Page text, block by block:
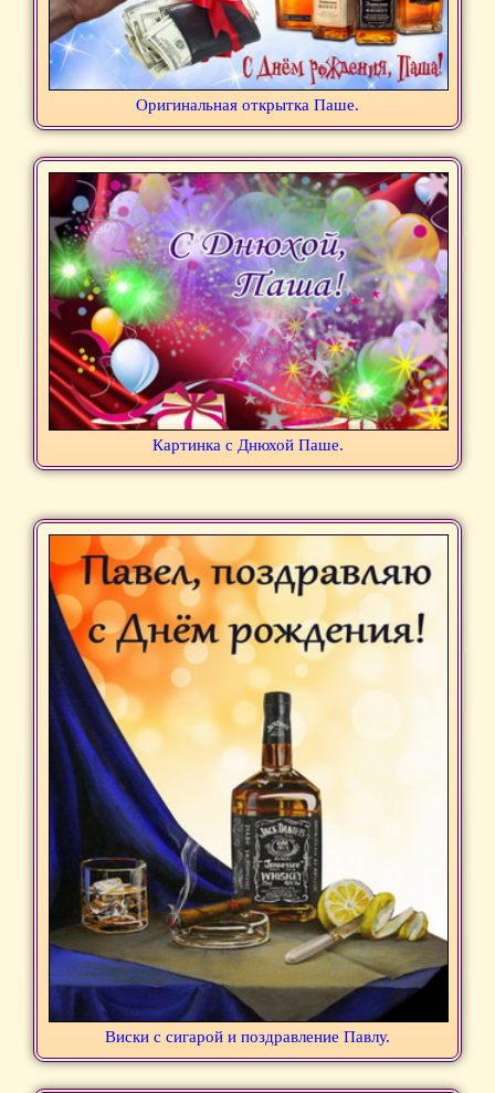
Оригинальная открытка Паше.
Картинка с Днюхой Паше.
Виски с сигарой и поздравление Павлу.